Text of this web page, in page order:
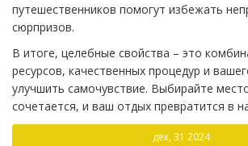
путешественников помогут избежать
сюрпризов.
В итоге, целебные свойства – это
ресурсов, качественных процедур и
улучшить самочувствие. Выбирайте
сочетается, и ваш отдых превратится в
дек, 31 2024